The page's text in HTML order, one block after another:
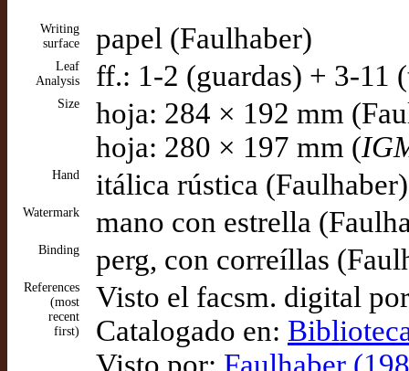
Writing
surface
papel (Faulhaber)
Leaf
Analysis
ff.: 1-2 (guardas) + 3-11
Size
hoja: 284 × 192 mm
hoja: 280 × 197 mm (
Hand itálica rústica (Faulhaber)
Watermark mano con estrella
Binding perg, con correíllas
References
(most
recent
first)
Visto el facsm. digital
Catalogado en: